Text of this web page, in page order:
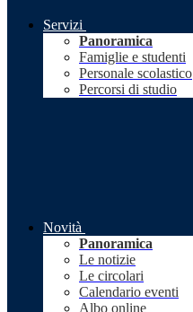
Servizi
Panoramica
Famiglie e studenti
Personale scolastico
Percorsi di studio
Novità
Panoramica
Le notizie
Le circolari
Calendario eventi
Albo online